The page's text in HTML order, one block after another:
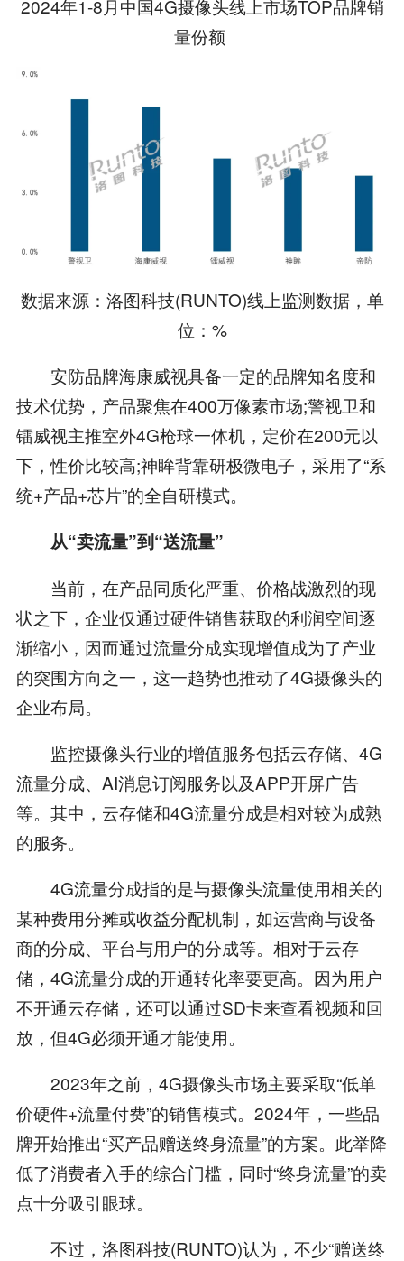
2024年1-8月中国4G摄像头线上市场TOP品牌销
量份额
数据来源：洛图科技(RUNTO)线上监测数据，单
位：%
安防品牌海康威视具备一定的品牌知名度和
技术优势，产品聚焦在400万像素市场;警视卫和
镭威视主推室外4G枪球一体机，定价在200元以
下，性价比较高;神眸背靠研极微电子，采用了“系
统+产品+芯片”的全自研模式。
从“卖流量”到“送流量”
当前，在产品同质化严重、价格战激烈的现
状之下，企业仅通过硬件销售获取的利润空间逐
渐缩小，因而通过流量分成实现增值成为了产业
的突围方向之一，这一趋势也推动了4G摄像头的
企业布局。
监控摄像头行业的增值服务包括云存储、4G
流量分成、AI消息订阅服务以及APP开屏广告
等。其中，云存储和4G流量分成是相对较为成熟
的服务。
4G流量分成指的是与摄像头流量使用相关的
某种费用分摊或收益分配机制，如运营商与设备
商的分成、平台与用户的分成等。相对于云存
储，4G流量分成的开通转化率要更高。因为用户
不开通云存储，还可以通过SD卡来查看视频和回
放，但4G必须开通才能使用。
2023年之前，4G摄像头市场主要采取“低单
价硬件+流量付费”的销售模式。2024年，一些品
牌开始推出“买产品赠送终身流量”的方案。此举降
低了消费者入手的综合门槛，同时“终身流量”的卖
点十分吸引眼球。
不过，洛图科技(RUNTO)认为，不少“赠送终